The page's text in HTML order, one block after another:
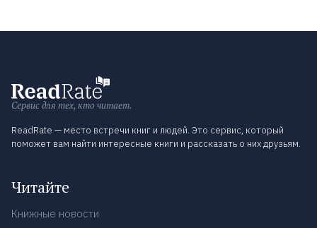
Сервис для тех, кто читает.
ReadRate — место встречи книг и людей. Это сервис, который
поможет вам найти интересные книги и рассказать о них друзьям.
Читайте
Книжные новости